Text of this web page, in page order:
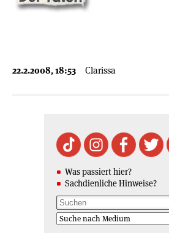
22.2.2008, 18:53 Clarissa
Was passiert hier?
Sachdienliche Hinweise?